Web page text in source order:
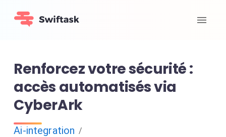
Renforcez votre sécurité :
accès automatisés via
CyberArk
Ai-integration /